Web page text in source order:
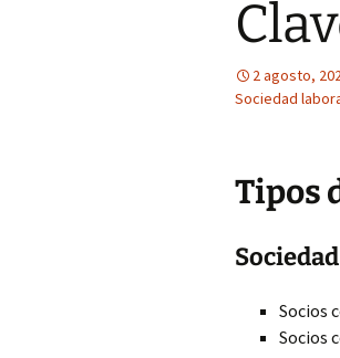
2 agosto,
Sociedad
Tipos
Socios
Socios